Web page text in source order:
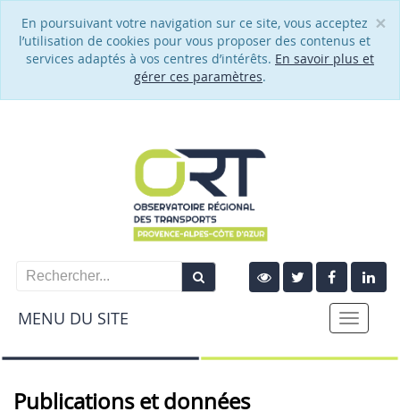
×
En poursuivant votre navigation sur ce site, vous acceptez
l’utilisation de cookies pour vous proposer des contenus et
services adaptés à vos centres d’intérêts. En savoir plus et
gérer ces paramètres.
MENU DU SITE
Toggle
Publications et données